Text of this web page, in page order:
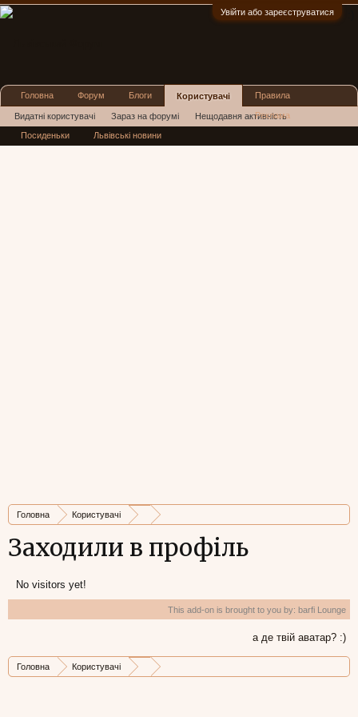
Увійти або зареєструватися
Головна Користувачі
Заходили в профіль
No visitors yet!
This add-on is brought to you by: barfi Lounge
а де твій аватар? :)
Головна Користувачі
Головна Форум Блоги Користувачі
Видатні користувачі Зараз на форумі Нещодавня активність
Нові повідомлення профілю
Правила
Реклама
Посиденьки Львівські новини